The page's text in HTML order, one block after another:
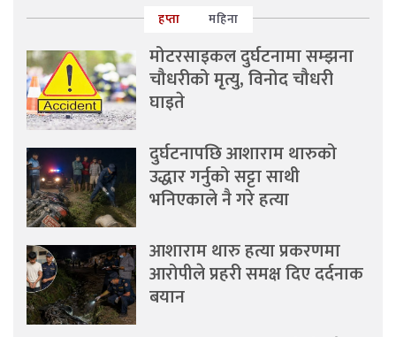
हप्ता महिना
मोटरसाइकल दुर्घटनामा सम्झना
चौधरीको मृत्यु, विनोद चौधरी
घाइते
दुर्घटनापछि आशाराम थारुको
उद्धार गर्नुको सट्टा साथी
भनिएकाले नै गरे हत्या
आशाराम थारु हत्या प्रकरणमा
आरोपीले प्रहरी समक्ष दिए दर्दनाक
बयान